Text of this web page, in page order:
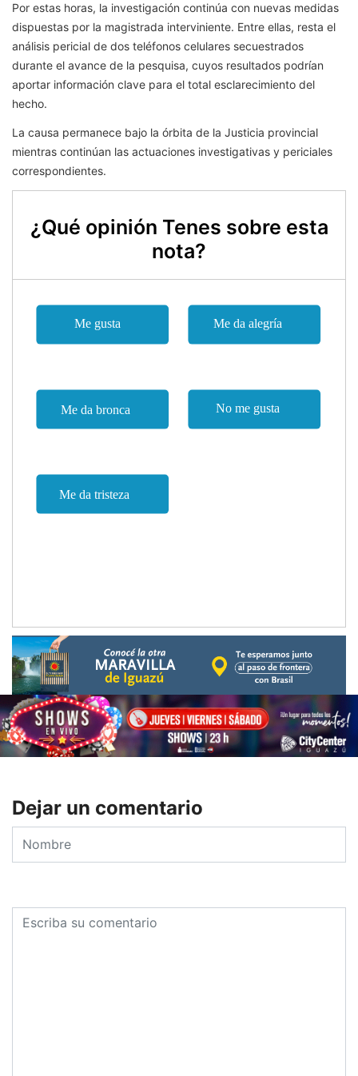
Por estas horas, la investigación continúa con nuevas medidas
dispuestas por la magistrada interviniente. Entre ellas, resta el
análisis pericial de dos teléfonos celulares secuestrados
durante el avance de la pesquisa, cuyos resultados podrían
aportar información clave para el total esclarecimiento del
hecho.
La causa permanece bajo la órbita de la Justicia provincial
mientras continúan las actuaciones investigativas y periciales
correspondientes.
¿Qué opinión Tenes sobre esta
nota?
Dejar un comentario